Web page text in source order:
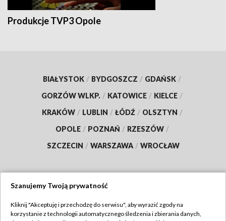
Produkcje TVP3 Opole
BIAŁYSTOK / BYDGOSZCZ / GDAŃSK /
GORZÓW WLKP. / KATOWICE / KIELCE /
KRAKÓW / LUBLIN / ŁÓDŹ / OLSZTYN /
OPOLE / POZNAŃ / RZESZÓW /
SZCZECIN / WARSZAWA / WROCŁAW
TVP
Szanujemy Twoją prywatność
Kliknij "Akceptuję i przechodzę do serwisu", aby wyrazić zgody na
korzystanie z technologii automatycznego śledzenia i zbierania danych,